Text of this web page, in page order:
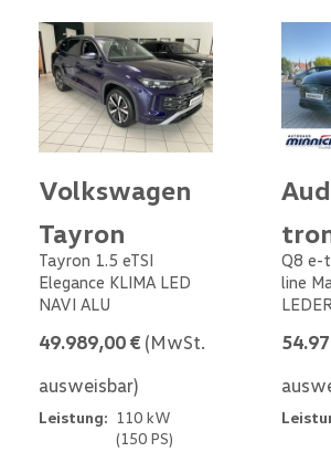
Volkswagen
Tayron
Tayron 1.5 eTSI
Elegance KLIMA LED
NAVI ALU
49.989,00 € (MwSt.
ausweisbar)
Leistung: 110 kW
(150 PS)
Q8 e-
line
LEDER